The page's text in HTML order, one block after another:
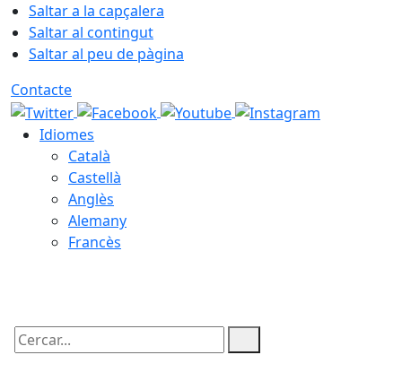
Saltar a la capçalera
Saltar al contingut
Saltar al peu de pàgina
Contacte
Idiomes
Català
Castellà
Anglès
Alemany
Francès
Cercar: